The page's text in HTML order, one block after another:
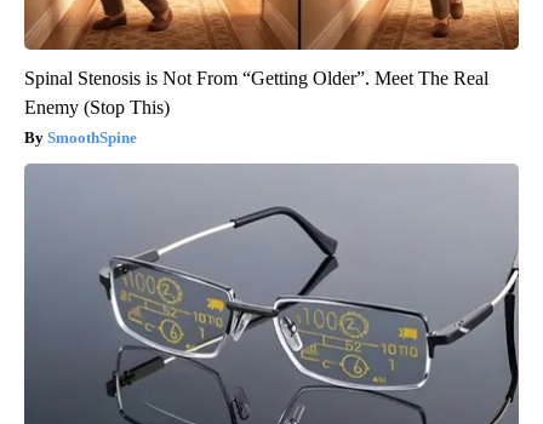
Spinal Stenosis is Not From “Getting Older”. Meet The Real
Enemy (Stop This)
SmoothSpine